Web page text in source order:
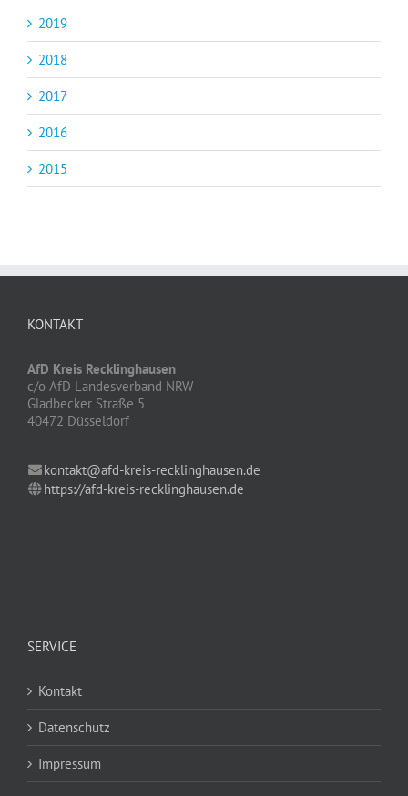
2019
2018
2017
2016
2015
KONTAKT
AfD Kreis Recklinghausen
c/o AfD Landesverband NRW
Gladbecker Straße 5
40472 Düsseldorf
kontakt@afd-kreis-recklinghausen.de
https://afd-kreis-recklinghausen.de
SERVICE
Kontakt
Datenschutz
Impressum